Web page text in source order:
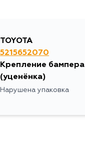
TOYOTA
5215652070
Крепление бампера
(уценёнка)
Нарушена упаковка